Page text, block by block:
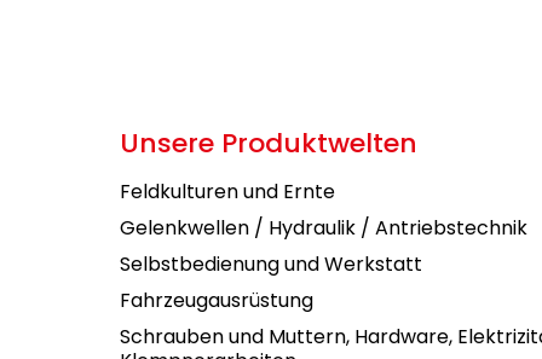
Unsere Produktwelten
Feldkulturen und Ernte
Gelenkwellen / Hydraulik / Antriebstechnik
Selbstbedienung und Werkstatt
Fahrzeugausrüstung
Schrauben und Muttern, Hardware,